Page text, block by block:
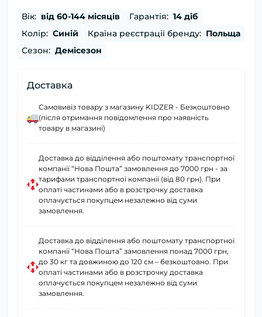
Вік: від 60-144 місяців Гарантія: 14 діб
Колір: Синій Країна реєстрації бренду: Польща
Сезон: Демісезон
Доставка
Самовивіз товару з магазину KIDZER - Безкоштовно
(після отримання повідомлення про наявність
товару в магазині)
Доставка до відділення або поштомату транспортної
компанії “Нова Пошта” замовлення до 7000 грн - за
тарифами транспортної компанії (від 80 грн). При
оплаті частинами або в розстрочку доставка
оплачується покупцем незалежно від суми
замовлення.
Доставка до відділення або поштомату транспортної
компанії “Нова Пошта” замовлення понад 7000 грн,
до 30 кг та довжиною до 120 см – безкоштовно. При
оплаті частинами або в розстрочку доставка
оплачується покупцем незалежно від суми
замовлення.